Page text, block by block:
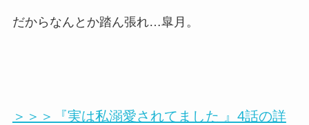
だからなんとか踏ん張れ…皐月。
＞＞＞『実は私溺愛されてました 』4話の詳